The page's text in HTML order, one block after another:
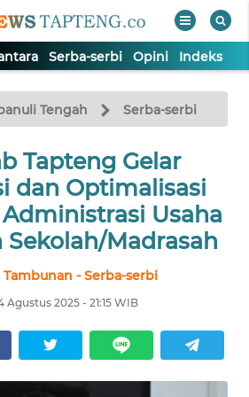
Serba-serbi Opini Indeks
Tengah Serba-serbi
Tapteng Gelar
dan Optimalisasi
Usaha
Sekolah/Madrasah
- Serba-serbi
Agustus 2025 - 21:15 WIB